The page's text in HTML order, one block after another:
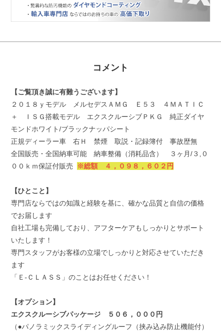
コメント
【ご覧頂き誠に有難うございます】
２０１８ｙモデル メルセデスＡＭＧ Ｅ５３ ４ＭＡＴＩＣ
＋ ＩＳＧ搭載モデル エクスクルーシブＰＫＧ 純正ダイヤ
モンドホワイト/ブラックナッパシート
正規ディーラー車 右Ｈ 禁煙 取説・記録簿付 事故歴無
全国販売・全国納車可能 納車整備（消耗品含） ３ヶ月/３,０
００ｋｍ保証付販売
※総額 ４，０９８，６０２円
【ひとこと】
専門店ならではの知識と経験を基に、確かな品質と自信の価格
でお届します
自社工場も完備しており、アフターケアもしっかりとサポート
いたします！
専門スタッフがお客様の立場でしっかりと対応させていただき
ます
「Ｅ-ＣＬＡＳＳ」のことはお任せください！
【オプション】
エクスクルーシブパッケージ ５０６，０００円
（●パノラミックスライディングルーフ（挟み込み防止機能付）